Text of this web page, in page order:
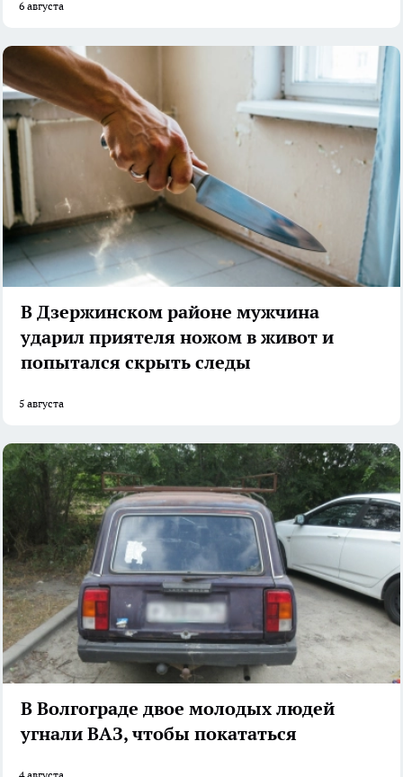
6 августа
В Дзержинском районе мужчина
ударил приятеля ножом в живот и
попытался скрыть следы
5 августа
В Волгограде двое молодых людей
угнали ВАЗ, чтобы покататься